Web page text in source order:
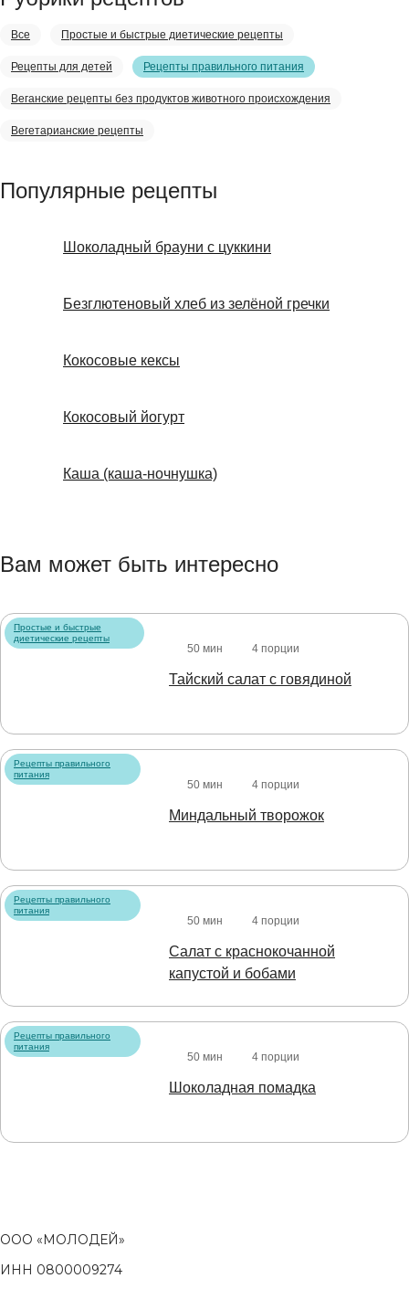
Все Простые и быстрые диетические рецепты
Рецепты для детей Рецепты правильного питания
Веганские рецепты без продуктов животного происхождения
Вегетарианские рецепты
Популярные рецепты
Шоколадный брауни с цуккини
Безглютеновый хлеб из зелёной гречки
Кокосовые кексы
Кокосовый йогурт
Каша (каша-ночнушка)
Вам может быть интересно
Простые и быстрые
диетические рецепты
50 мин 4 порции
Тайский салат с говядиной
Рецепты правильного
питания
50 мин 4 порции
Миндальный творожок
Рецепты правильного
питания
50 мин 4 порции
Салат с краснокочанной
капустой и бобами
Рецепты правильного
питания
50 мин 4 порции
Шоколадная помадка
ООО «МОЛОДЕЙ»
ИНН 0800009274